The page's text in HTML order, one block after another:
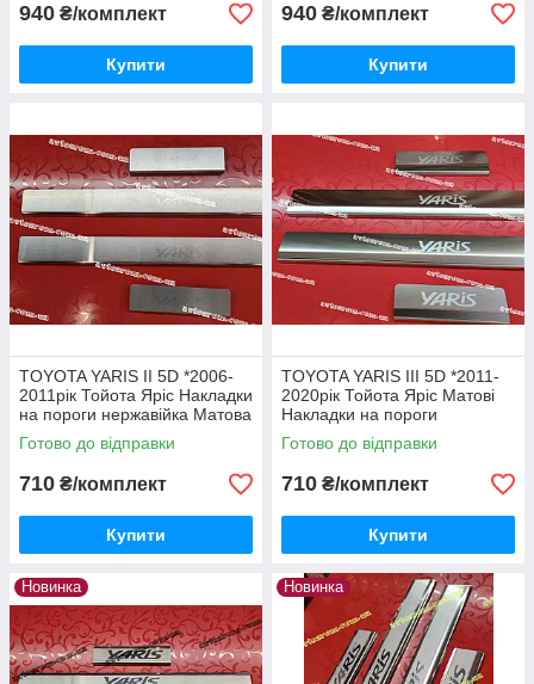
940 ₴/комплект
Купити
940 ₴/комплект
Купити
TOYOTA YARIS II 5D *2006-
2011рік Тойота Яріс Накладки
на пороги нержавійка Матова
Туреччина комплект 4
одиниці
Готово до відправки
710 ₴/комплект
Купити
TOYOTA YARIS III 5D *2011-
2020рік Тойота Яріс Матові
Накладки на пороги
Нержавійка з логотипом
комплект 4 одиниці
Готово до відправки
710 ₴/комплект
Купити
Новинка Новинка